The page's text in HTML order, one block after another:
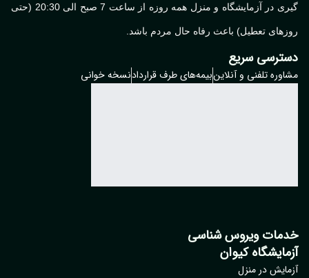
گیری در آزمایشگاه و منزل همه روزه از ساعت 7 صبح الی 20:30 (حتی
تعطیل) باعث رفاه حال مردم باشد.
سریع
تلفنی و آنلاینبیمه‌های طرف قراردادنسخه خوانی
ویروس شناسی
کیوان
در منزل